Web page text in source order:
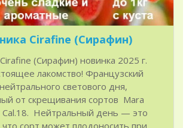
Cirafine (Сирафин)
(Сирафин) новинка 2025 г.
лакомство! Французский
светового дня,
от скрещивания сортов Mara
Cal.18. Нейтральный день — это
что сорт может плодоносить при